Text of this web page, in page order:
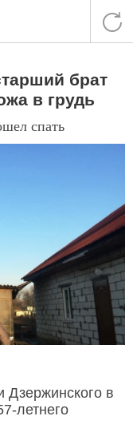
брат
в грудь
спать
Дзержинского в
летнего